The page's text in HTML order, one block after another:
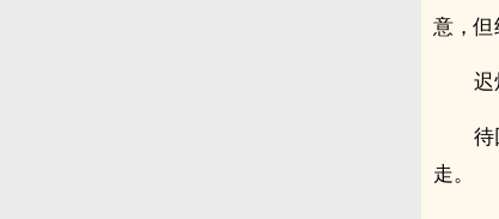
意，但
迟
走。